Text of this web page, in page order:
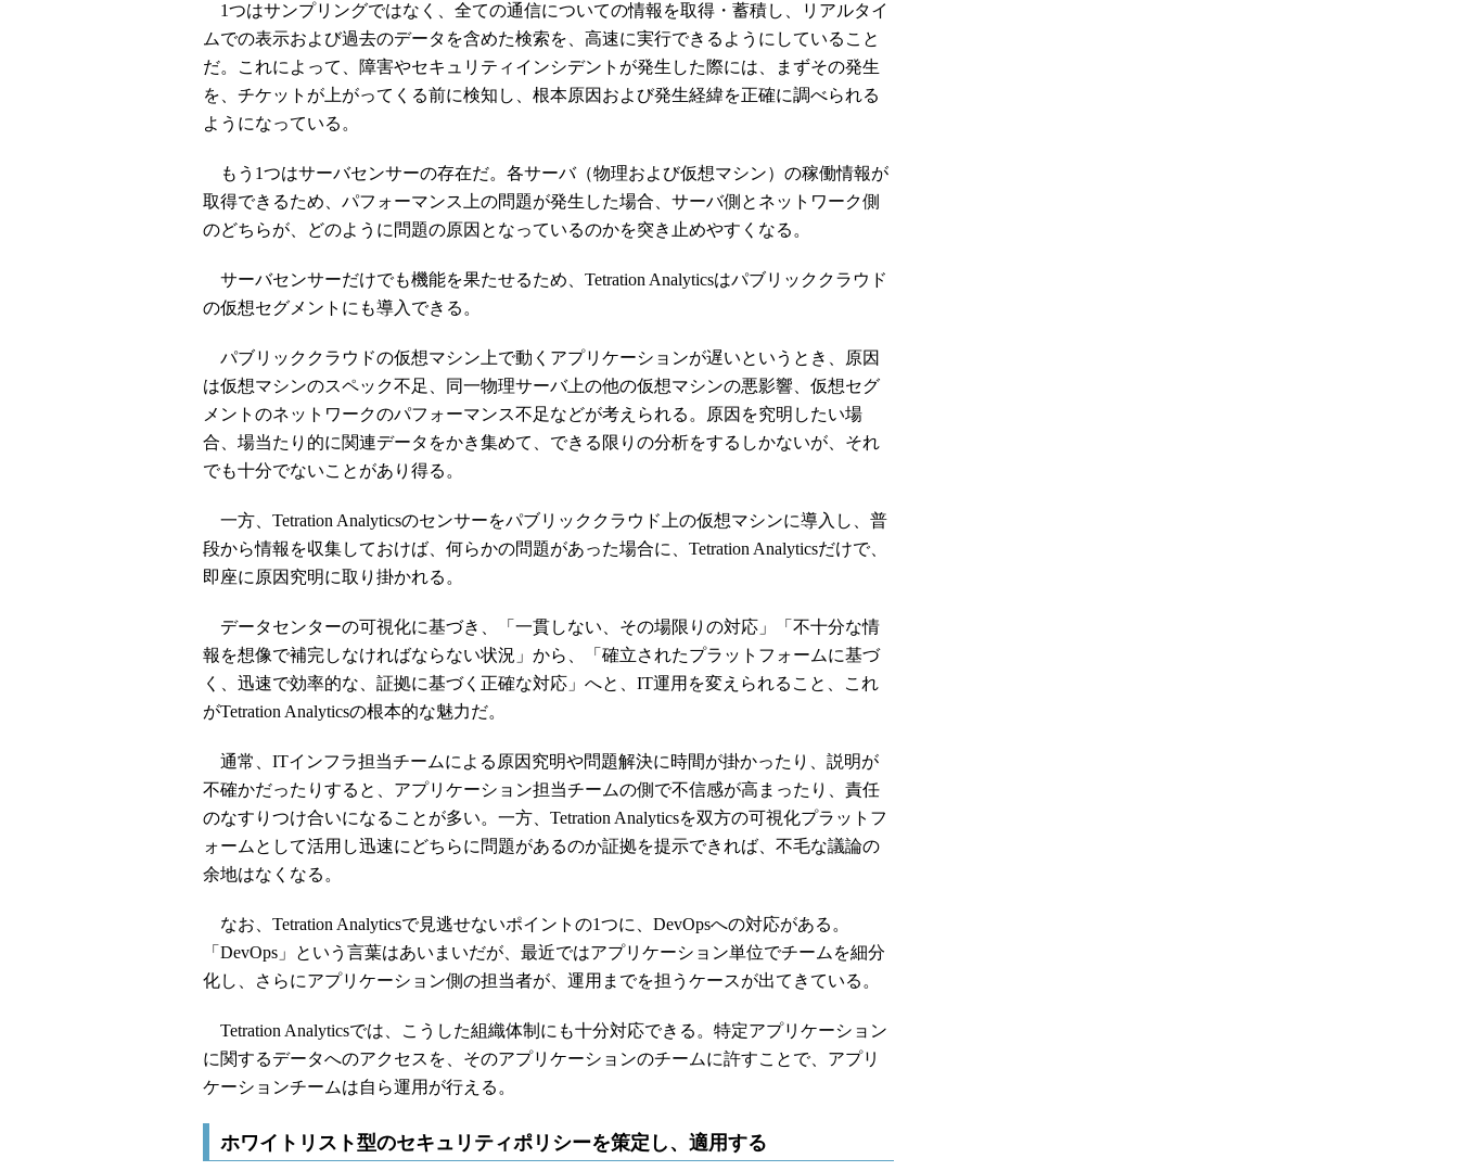
1つはサンプリングではなく、全ての通信についての情報を取得・蓄積し、リアルタイ
ムでの表示および過去のデータを含めた検索を、高速に実行できるようにしていること
だ。これによって、障害やセキュリティインシデントが発生した際には、まずその発生
を、チケットが上がってくる前に検知し、根本原因および発生経緯を正確に調べられる
ようになっている。
もう1つはサーバセンサーの存在だ。各サーバ（物理および仮想マシン）の稼働情報が
取得できるため、パフォーマンス上の問題が発生した場合、サーバ側とネットワーク側
のどちらが、どのように問題の原因となっているのかを突き止めやすくなる。
サーバセンサーだけでも機能を果たせるため、Tetration Analyticsはパブリッククラウド
の仮想セグメントにも導入できる。
パブリッククラウドの仮想マシン上で動くアプリケーションが遅いというとき、原因
は仮想マシンのスペック不足、同一物理サーバ上の他の仮想マシンの悪影響、仮想セグ
メントのネットワークのパフォーマンス不足などが考えられる。原因を究明したい場
合、場当たり的に関連データをかき集めて、できる限りの分析をするしかないが、それ
でも十分でないことがあり得る。
一方、Tetration Analyticsのセンサーをパブリッククラウド上の仮想マシンに導入し、普
段から情報を収集しておけば、何らかの問題があった場合に、Tetration Analyticsだけで、
即座に原因究明に取り掛かれる。
データセンターの可視化に基づき、「一貫しない、その場限りの対応」「不十分な情
報を想像で補完しなければならない状況」から、「確立されたプラットフォームに基づ
く、迅速で効率的な、証拠に基づく正確な対応」へと、IT運用を変えられること、これ
がTetration Analyticsの根本的な魅力だ。
通常、ITインフラ担当チームによる原因究明や問題解決に時間が掛かったり、説明が
不確かだったりすると、アプリケーション担当チームの側で不信感が高まったり、責任
のなすりつけ合いになることが多い。一方、Tetration Analyticsを双方の可視化プラットフ
ォームとして活用し迅速にどちらに問題があるのか証拠を提示できれば、不毛な議論の
余地はなくなる。
なお、Tetration Analyticsで見逃せないポイントの1つに、DevOpsへの対応がある。
「DevOps」という言葉はあいまいだが、最近ではアプリケーション単位でチームを細分
化し、さらにアプリケーション側の担当者が、運用までを担うケースが出てきている。
Tetration Analyticsでは、こうした組織体制にも十分対応できる。特定アプリケーション
に関するデータへのアクセスを、そのアプリケーションのチームに許すことで、アプリ
ケーションチームは自ら運用が行える。
ホワイトリスト型のセキュリティポリシーを策定し、適用する